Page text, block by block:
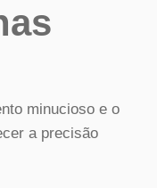
minucioso e o
a precisão